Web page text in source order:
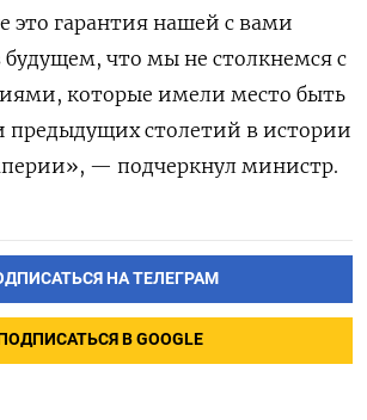
это гарантия нашей с вами
будущем, что мы не столкнемся с
которые имели место быть
предыдущих столетий в истории
— подчеркнул министр.
НА ТЕЛЕГРАМ
В GOOGLE